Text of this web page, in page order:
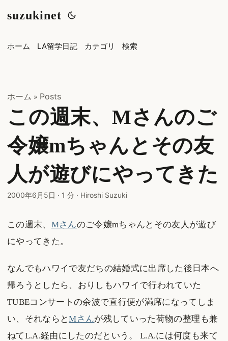
suzukinet
ホーム LA留学日記 カテゴリ 検索
ホーム » Posts
この週末、Mさんのご
令嬢mちゃんとその友
人が遊びにやってきた
2000年6月5日 · 1 分 · Hiroshi Suzuki
この週末、 Mさんのご令嬢mちゃんとその友人が遊び
にやってきた。
なんでもハワイで友だちの結婚式に出席した後日本へ
帰ろうとしたら、おりしもハワイで行われていた
TUBEコンサートの余波で直行便が満席になってしま
い、それならとMさんが残していった荷物の整理も兼
ねてL.A.経由にしたのだという。 L.A.には何度も来て